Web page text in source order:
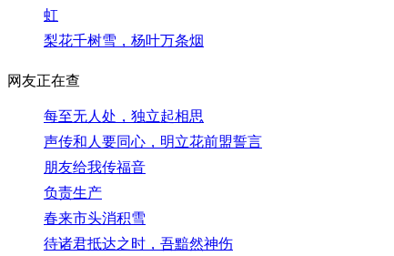
虹
梨花千树雪，杨叶万条烟
网友正在查
每至无人处，独立起相思
声传和人要同心，明立花前盟誓言
朋友给我传福音
负责生产
春来市头消积雪
待诸君抵达之时，吾黯然神伤